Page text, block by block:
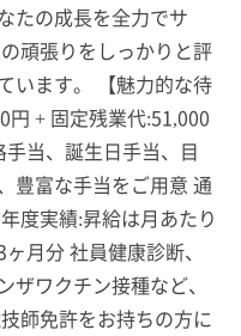
たの成長を全力でサ
頑張りをしっかりと評
います。 【魅力的な待
+ 固定残業代:51,000
当、誕生日手当、目
豊富な手当をご用意 通
度実績:昇給は月あたり
月分 社員健康診断、
ワクチン接種など、
師免許をお持ちの方に